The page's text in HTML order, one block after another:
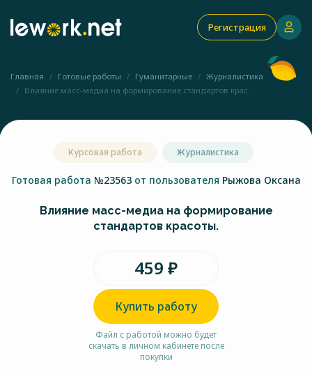
Регистрация
Главная Готовые работы Гуманитарные
Журналистика
Влияние масс-медиа на формирование стандартов крас...
Курсовая работа Журналистика
Готовая работа №23563 от пользователя Рыжова Оксана
Влияние масс-медиа на формирование
стандартов красоты.
459 ₽
Купить работу
Файл с работой можно будет
скачать в личном кабинете после
покупки